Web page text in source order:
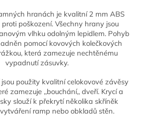
hranách je kvalitní 2 mm ABS
poškození. Všechny hrany jsou
vlhku odolným lepidlem. Pohyb
pomocí kovových kolečkových
která zamezuje nechtěnému
vypadnutí zásuvky.
použity kvalitní celokovové závěsy
zamezuje ,,bouchání,, dveří. Krycí a
slouží k překrytí několika skříněk
ramp nebo obkladů stěn.